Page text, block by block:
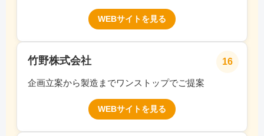
WEBサイトを見る
16
竹野株式会社
企画立案から製造までワンストップでご提案
WEBサイトを見る